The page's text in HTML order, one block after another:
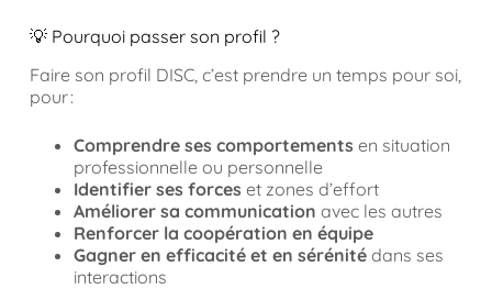
💡 Pourquoi passer son profil ?
Faire son profil DISC, c’est prendre un temps pour soi,
pour :
Comprendre ses comportements en situation
professionnelle ou personnelle
Identifier ses forces et zones d’effort
Améliorer sa communication avec les autres
Renforcer la coopération en équipe
Gagner en efficacité et en sérénitédans ses
interactions